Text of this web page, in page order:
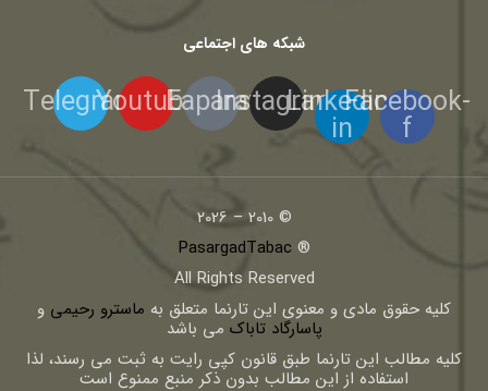
شبکه های اجتماعی
Facebook-
f
Linkedin-
in
Instagram
Eaparat
Youtube
Telegram
© 2010 – 2026
®
PasargadTabac
All Rights Reserved
كليه حقوق مادی و معنوی اين تارنما متعلق به ماسترو رحیمی و
پاسارگاد تاباک می باشد
کلیه مطالب این تارنما طبق قانون کپی رایت به ثبت می رسند، لذا
استفاده از این مطالب بدون ذکر منبع ممنوع است